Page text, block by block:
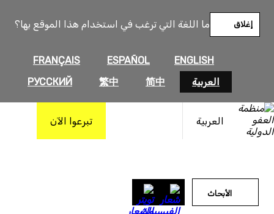
ما اللغة التي ترغب في استخدام هذا الموقع بها؟
ENGLISH
ESPAÑOL
FRANÇAIS
العربية
简中
繁中
РУССКИЙ
إغلاق
العربية تبرعوا الآن
المحتوى
الأبحاث